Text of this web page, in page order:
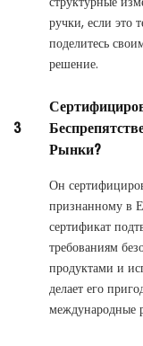
ручки, если это
поделитесь
решение.
3
Рынки?
Он
признанному в
сертификат
требованиям
продуктами и
делает его
международные